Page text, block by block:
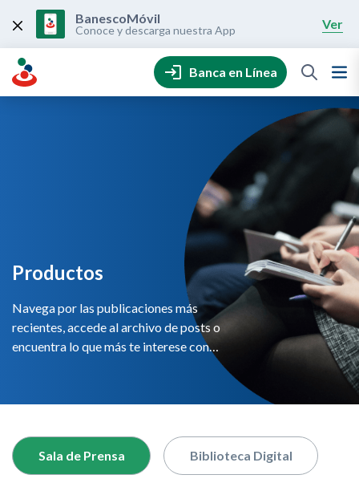
content
BanescoMóvil
Conoce y descarga nuestra App Ver
Banca en Línea
Productos
Navega por las publicaciones más
recientes, accede al archivo de posts o
encuentra lo que más te interese con
Sala de Prensa Biblioteca Digital